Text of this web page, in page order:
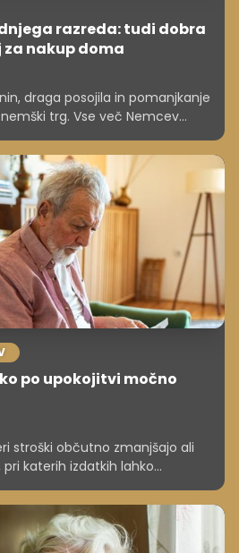
razreda: tudi dobra
nakup doma
draga posojila in pomanjkanje
trg. Vse več Nemcev
domu, podobni izzivi pa se
Evropi. Tudi pri nas ...
po upokojitvi močno
stroški občutno zmanjšajo ali
katerih izdatkih lahko
največ prihranijo.